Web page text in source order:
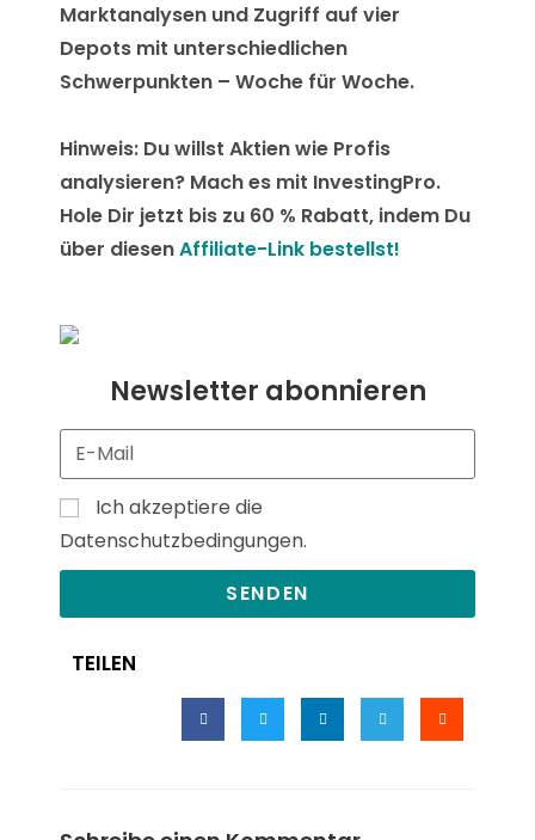
Marktanalysen und Zugriff auf vier
Depots mit unterschiedlichen
Schwerpunkten – Woche für Woche.
Hinweis: Du willst Aktien wie Profis
analysieren? Mach es mit InvestingPro.
Hole Dir jetzt bis zu 60 % Rabatt, indem Du
über diesenAffiliate-Link bestellst!
Newsletter abonnieren
Ich akzeptiere die
Datenschutzbedingungen.
SENDEN
TEILEN